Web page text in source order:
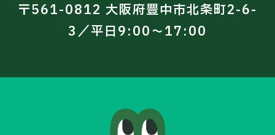
〒561-0812 大阪府豊中市北条町2-6-
3／平日9:00～17:00